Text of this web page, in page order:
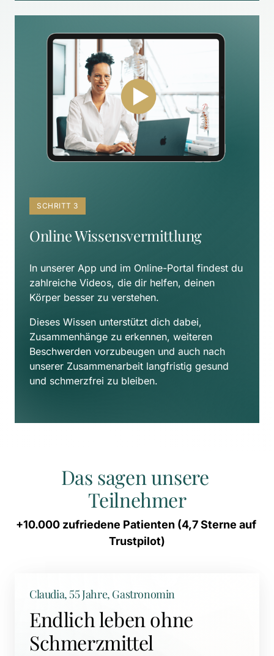
SCHRITT 3
Online Wissensvermittlung
In unserer App und im Online-Portal findest du
zahlreiche Videos, die dir helfen, deinen
Körper besser zu verstehen.
Dieses Wissen unterstützt dich dabei,
Zusammenhänge zu erkennen, weiteren
Beschwerden vorzubeugen und auch nach
unserer Zusammenarbeit langfristig gesund
und schmerzfrei zu bleiben.
Das sagen unsere
Teilnehmer
+10.000 zufriedene Patienten (4,7 Sterne
auf
Trustpilot)
Claudia, 55 Jahre, Gastronomin
Endlich leben ohne
Schmerzmittel